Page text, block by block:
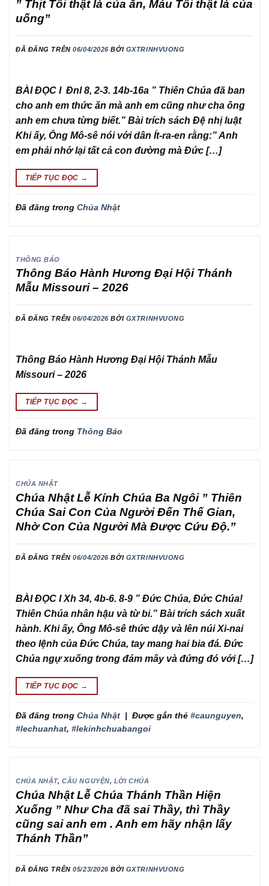
” Thịt Tôi thật là của ăn, Máu Tôi thật là của
uống”
ĐÃ ĐĂNG TRÊN06/04/2026 BỞI GXTRINHVUONG
BÀI ĐỌC I Đnl 8, 2-3. 14b-16a ” Thiên Chúa đã ban
cho anh em thức ăn mà anh em cũng như cha ông
anh em chưa từng biết.” Bài trích sách Đệ nhị luật
Khi ấy, Ông Mô-sê nói với dân Ít-ra-en rằng:” Anh
em phải nhớ lại tất cả con đường mà Đức […]
TIẾP TỤC ĐỌC →
Đã đăng trong Chúa Nhật
THÔNG BÁO
Thông Báo Hành Hương Đại Hội Thánh
Mẫu Missouri – 2026
ĐÃ ĐĂNG TRÊN06/04/2026 BỞI GXTRINHVUONG
Thông Báo Hành Hương Đại Hội Thánh Mẫu
Missouri – 2026
TIẾP TỤC ĐỌC →
Đã đăng trong Thông Báo
CHÚA NHẬT
Chúa Nhật Lễ Kính Chúa Ba Ngôi ” Thiên
Chúa Sai Con Của Người Đến Thế Gian,
Nhờ Con Của Người Mà Được Cứu Độ.”
ĐÃ ĐĂNG TRÊN06/04/2026 BỞI GXTRINHVUONG
BÀI ĐỌC I Xh 34, 4b-6. 8-9 ” Đức Chúa, Đức Chúa!
Thiên Chúa nhân hậu và từ bi.” Bài trích sách xuất
hành. Khi ấy, Ông Mô-sê thức dậy và lên núi Xi-nai
theo lệnh của Đức Chúa, tay mang hai bia đá. Đức
Chúa ngự xuống trong đám mây và đứng đó với […]
TIẾP TỤC ĐỌC →
Đã đăng trong Chúa Nhật | Được gắn thẻ #caunguyen,
#lechuanhat, #lekinhchuabangoi
CHÚA NHẬT,CẦU NGUYỆN, LỜI CHÚA
Chúa Nhật Lễ Chúa Thánh Thần Hiện
Xuống ” Như Cha đã sai Thầy, thì Thầy
cũng sai anh em . Anh em hãy nhận lấy
Thánh Thần”
ĐÃ ĐĂNG TRÊN05/23/2026 BỞI GXTRINHVUONG